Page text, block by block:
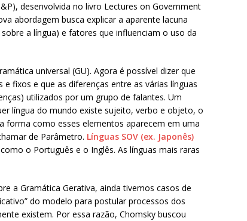
desenvolvida no livro Lectures on Government
abordagem busca explicar a aparente lacuna
a língua) e fatores que influenciam o uso da
universal (GU). Agora é possível dizer que
fixos e que as diferenças entre as várias línguas
utilizados por um grupo de falantes. Um
língua do mundo existe sujeito, verbo e objeto, o
forma como esses elementos aparecem em uma
de Parâmetro. Línguas SOV (ex. Japonês)
o Português e o Inglês. As línguas mais raras
a Gramática Gerativa, ainda tivemos casos de
do modelo para postular processos dos
existem. Por essa razão, Chomsky buscou